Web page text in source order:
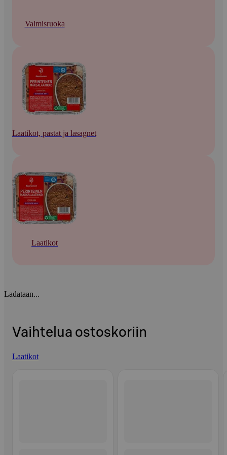
Valmisruoka
Laatikot, pastat ja lasagnet
Laatikot
Ladataan...
Vaihtelua ostoskoriin
Laatikot